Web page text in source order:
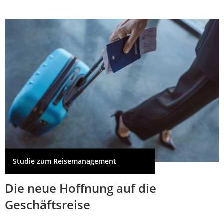
Studie zum Reisemanagement
Die neue Hoffnung auf die
Geschäftsreise